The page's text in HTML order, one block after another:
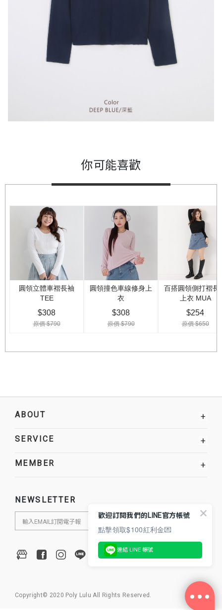
你可能喜歡
ABOUT +
SERVICE +
MEMBER +
NEWSLETTER
Copyright© 2020 Poly Lulu All Rights Reserved.
歡迎訂閱我們的LINE官方帳號
點擊領取$100紅利金💌
連結 LINE 帳號